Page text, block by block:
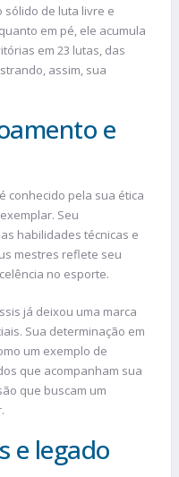
sólido de luta livre e
em pé, ele acumula
em 23 lutas, das
assim, sua
e
conhecido pela sua ética
Seu
habilidades técnicas e
mestres reflete seu
no esporte.
já deixou uma marca
Sua determinação em
um exemplo de
que acompanham sua
que buscam um
e legado